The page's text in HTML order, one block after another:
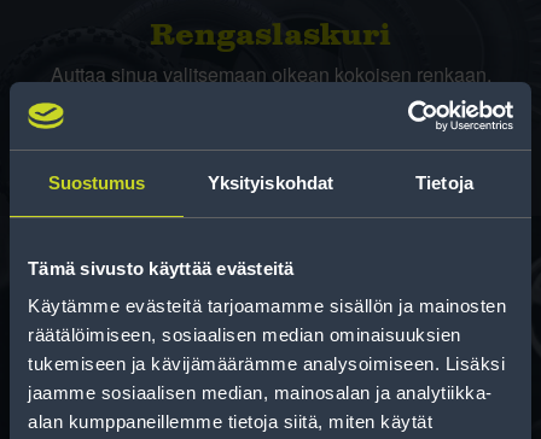
Suostumus Yksityiskohdat Tietoja
Tämä sivusto käyttää evästeitä
Käytämme evästeitä tarjoamamme sisällön ja mainosten
räätälöimiseen, sosiaalisen median ominaisuuksien
tukemiseen ja kävijämäärämme analysoimiseen. Lisäksi
jaamme sosiaalisen median, mainosalan ja analytiikka-
alan kumppaneillemme tietoja siitä, miten käytät
Rengas­laskuri
Auttaa sinua valitsemaan oikean kokoisen renkaan,
Rahoitus
Tee ostoksesi RengasCenter-tilillä. Saat
maksuaikaa renkaillesi.